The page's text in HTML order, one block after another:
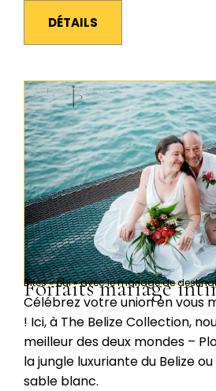
DÉTAILS
Dites « oui » avec le mariage de
Forfaits mariage
Célébrez votre union en vous
! Ici, à The Belize Collection,
meilleur des deux mondes –
la jungle luxuriante du Belize
sable blanc.